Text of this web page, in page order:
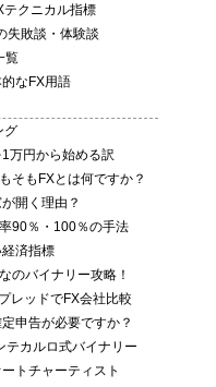
テクニカル指標
失敗談・体験談
覧
なFX用語
グ
1万円から始める訳
そもFXとは何ですか？
開く理由？
90％・100％の手法
済指標
のバイナリー攻略！
レッドでFX会社比較
定申告が必要ですか？
テカルロ式バイナリー
ートチャーティスト